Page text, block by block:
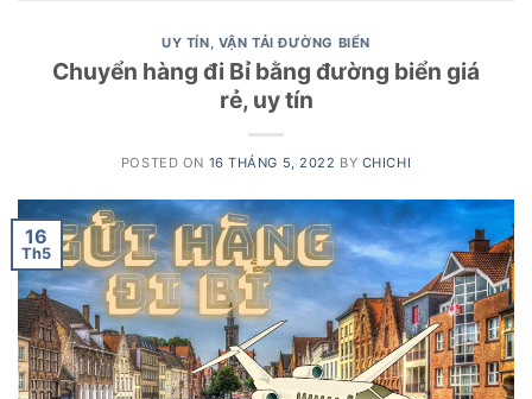
UY TÍN, VẬN TẢI ĐƯỜNG BIỂN
Chuyển hàng đi Bỉ bằng đường biển giá
rẻ, uy tín
POSTED ON 16 THÁNG 5, 2022 BY CHICHI
16
Th5